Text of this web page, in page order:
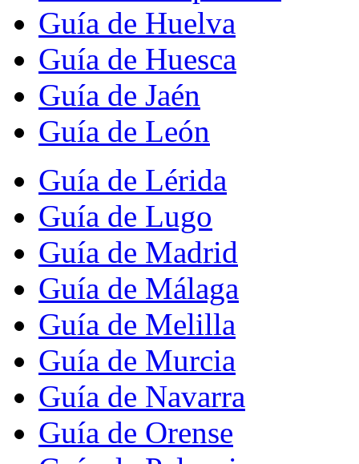
Guía de Huelva
Guía de Huesca
Guía de Jaén
Guía de León
Guía de Lérida
Guía de Lugo
Guía de Madrid
Guía de Málaga
Guía de Melilla
Guía de Murcia
Guía de Navarra
Guía de Orense